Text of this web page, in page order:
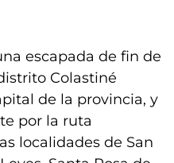
escapada de fin de
Colastiné
de la provincia, y
por la ruta
localidades de San